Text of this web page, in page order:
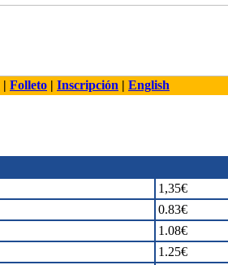
| Folleto | Inscripción | English
1,35€
0.83€
1.08€
1.25€